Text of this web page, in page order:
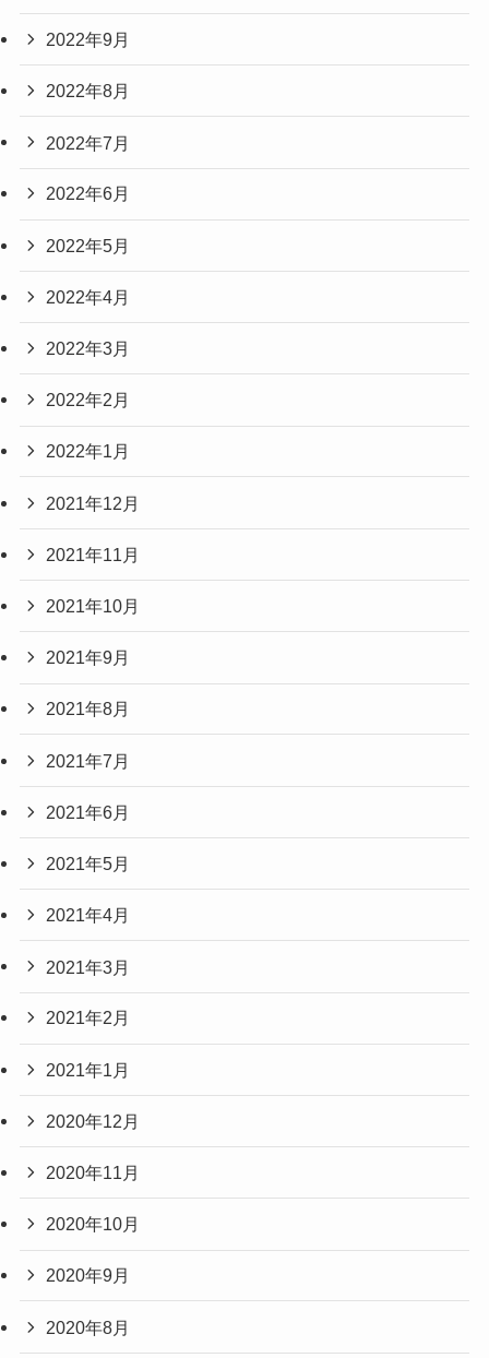
2022年9月
2022年8月
2022年7月
2022年6月
2022年5月
2022年4月
2022年3月
2022年2月
2022年1月
2021年12月
2021年11月
2021年10月
2021年9月
2021年8月
2021年7月
2021年6月
2021年5月
2021年4月
2021年3月
2021年2月
2021年1月
2020年12月
2020年11月
2020年10月
2020年9月
2020年8月